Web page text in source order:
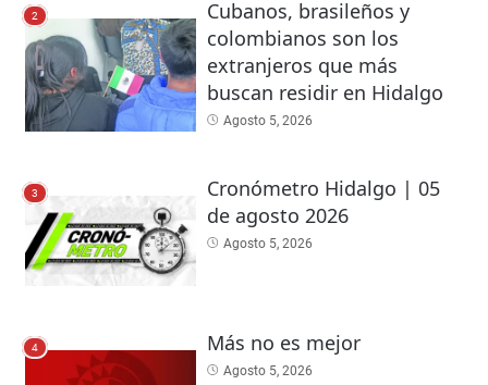
2
Cubanos, brasileños y
colombianos son los
extranjeros que más
buscan residir en Hidalgo
Agosto 5, 2026
3
Cronómetro Hidalgo | 05
de agosto 2026
Agosto 5, 2026
4 Más no es mejor
Agosto 5, 2026